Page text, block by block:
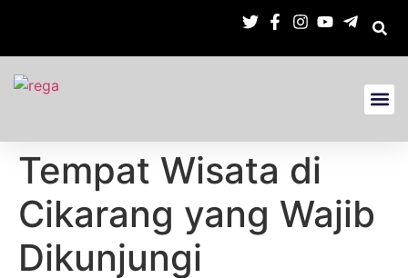
Tempat Wisata di
Cikarang yang Wajib
Dikunjungi